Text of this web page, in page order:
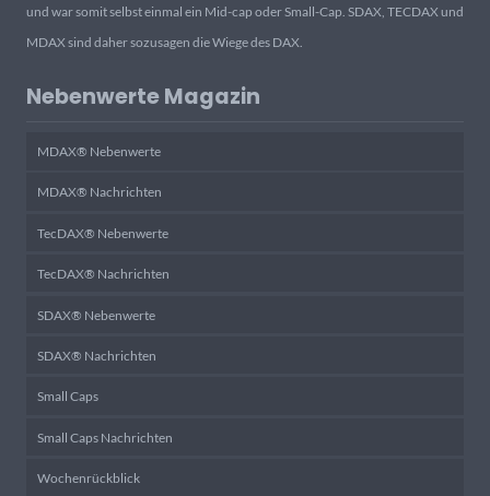
und war somit selbst einmal ein Mid-cap oder Small-Cap. SDAX, TECDAX und
MDAX sind daher sozusagen die Wiege des DAX.
Nebenwerte Magazin
MDAX® Nebenwerte
MDAX® Nachrichten
TecDAX® Nebenwerte
TecDAX® Nachrichten
SDAX® Nebenwerte
SDAX® Nachrichten
Small Caps
Small Caps Nachrichten
Wochenrückblick